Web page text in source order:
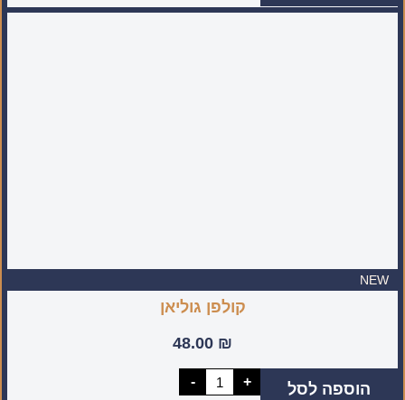
מיני
NEW
קולפן גוליאן
48.00 ₪
-
כמות
של
+ הוספה לסל